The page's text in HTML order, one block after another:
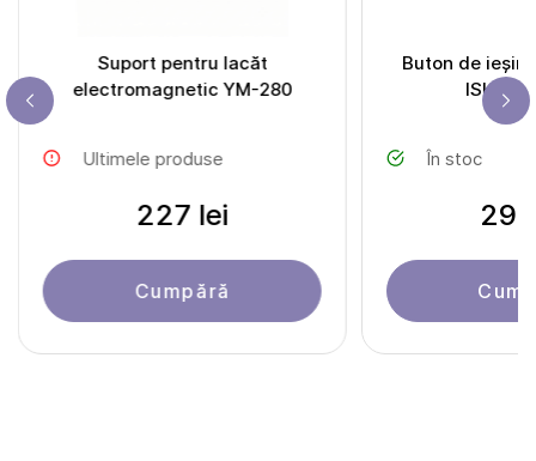
Suport pentru lacăt
electromagnetic YM-280
Ultimele produse
227 lei
Cumpără
Buton de
ISK-
În stoc